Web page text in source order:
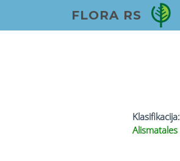
FLORA RS
Klasifikacija:
Alismatales